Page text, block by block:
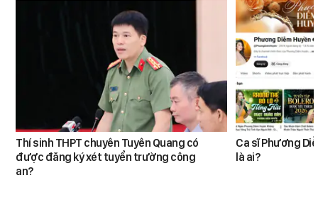
Thí sinh THPT chuyên Tuyên Quang có
được đăng ký xét tuyển trường công
an?
Ca sĩ Phương
là ai?